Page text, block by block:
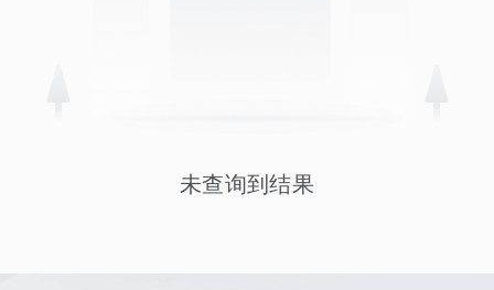
未查询到结果